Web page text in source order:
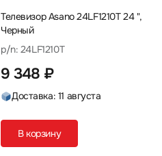
Телевизор Asano 24LF1210T 24 ",
Черный
p/n: 24LF1210T
9 348 ₽
Доставка: 11 августа
В корзину